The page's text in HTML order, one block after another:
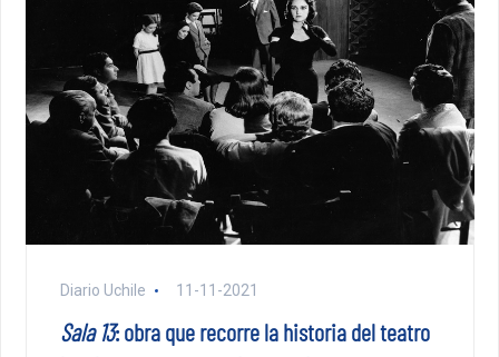
Diario Uchile 11-11-2021
Sala 13: obra que recorre la historia del teatro